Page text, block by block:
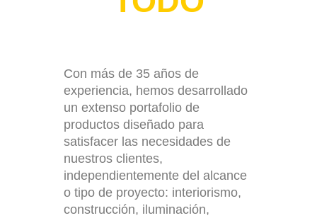
Con más de 35 años de
experiencia, hemos desarrollado
un extenso portafolio de
productos diseñado para
satisfacer las necesidades de
nuestros clientes,
independientemente del alcance
o tipo de proyecto: interiorismo,
construcción, iluminación,